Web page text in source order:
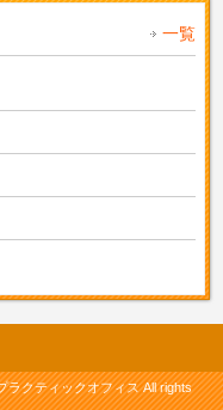
一覧
ラクティックオフィス All rights